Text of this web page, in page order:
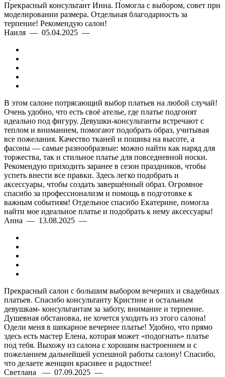
Прекрасный консультант Инна. Помогла с выбором, совет при
моделировании размера. Отдельная благодарность за
терпение! Рекомендую салон!
Наиля — 05.04.2025 —
В этом салоне потрясающий выбор платьев на любой случай!
Очень удобно, что есть своё ателье, где платье подгонят
идеально под фигуру. Девушки-консультанты встречают с
теплом и вниманием, помогают подобрать образ, учитывая
все пожелания. Качество тканей и пошива на высоте, а
фасоны — самые разнообразные: можно найти как наряд для
торжества, так и стильное платье для повседневной носки.
Рекомендую приходить заранее в сезон праздников, чтобы
успеть внести все правки. Здесь легко подобрать и
аксессуары, чтобы создать завершённый образ. Огромное
спасибо за профессионализм и помощь в подготовке к
важным событиям! Отдельное спасибо Екатерине, помогла
найти мое идеальное платье и подобрать к нему аксессуары!
Анна — 13.08.2025 —
Прекрасный салон с большим выбором вечерних и свадебных
платьев. Спасибо консультанту Кристине и остальным
девушкам- консультантам за заботу, внимание и терпение.
Душевная обстановка, не хочется уходить из этого салона!
Одели меня в шикарное вечернее платье! Удобно, что прямо
здесь есть мастер Елена, которая может «подогнать» платье
под тебя. Выхожу из салона с хорошим настроением и с
пожеланием дальнейшей успешной работы салону! Спасибо,
что делаете женщин красивее и радостнее!
Светлана — 07.09.2025 —